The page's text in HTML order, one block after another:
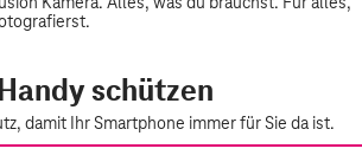
schützen
damit Ihr Smartphone immer für Sie da ist.